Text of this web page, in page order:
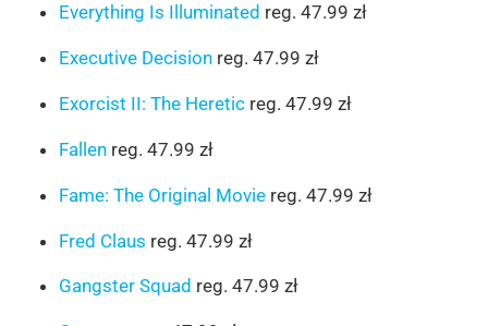
Everything Is Illuminated reg. 47.99 zł
Executive Decisionreg. 47.99 zł
Exorcist II: The Hereticreg. 47.99 zł
Fallenreg. 47.99 zł
Fame: The Original Moviereg. 47.99 zł
Fred Claus reg. 47.99 zł
Gangster Squad reg. 47.99 zł